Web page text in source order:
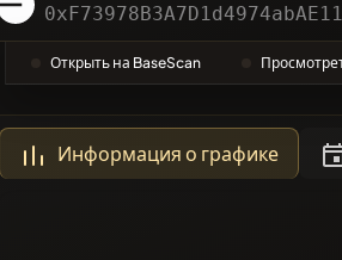
Открыть на BaseScan
Информация о графике